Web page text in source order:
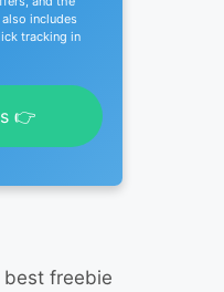
also includes
tracking in
👉
best freebie